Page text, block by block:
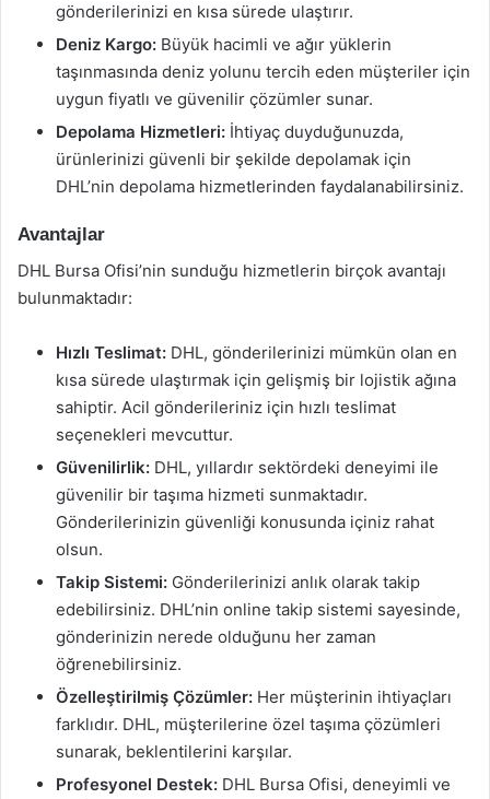
gönderilerinizi en kısa sürede ulaştırır.
Deniz Kargo: Büyük hacimli ve ağır yüklerin
taşınmasında deniz yolunu tercih eden müşteriler için
uygun fiyatlı ve güvenilir çözümler sunar.
Depolama Hizmetleri: İhtiyaç duyduğunuzda,
ürünlerinizi güvenli bir şekilde depolamak için
DHL’nin depolama hizmetlerinden faydalanabilirsiniz.
Avantajlar
DHL Bursa Ofisi’nin sunduğu hizmetlerin birçok avantajı
bulunmaktadır:
Hızlı Teslimat: DHL, gönderilerinizi mümkün olan en
kısa sürede ulaştırmak için gelişmiş bir lojistik ağına
sahiptir. Acil gönderileriniz için hızlı teslimat
seçenekleri mevcuttur.
Güvenilirlik: DHL, yıllardır sektördeki deneyimi ile
güvenilir bir taşıma hizmeti sunmaktadır.
Gönderilerinizin güvenliği konusunda içiniz rahat
olsun.
Takip Sistemi: Gönderilerinizi anlık olarak takip
edebilirsiniz. DHL’nin online takip sistemi sayesinde,
gönderinizin nerede olduğunu her zaman
öğrenebilirsiniz.
Özelleştirilmiş Çözümler: Her müşterinin ihtiyaçları
farklıdır. DHL, müşterilerine özel taşıma çözümleri
sunarak, beklentilerini karşılar.
Profesyonel Destek: DHL Bursa Ofisi, deneyimli ve